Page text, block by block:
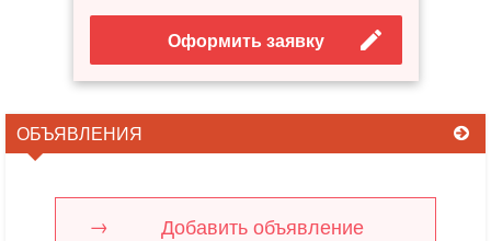
Оформить заявку
ОБЪЯВЛЕНИЯ
Добавить объявление